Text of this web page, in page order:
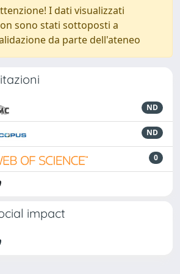
I dati visualizzati
sono stati sottoposti a
da parte dell'ateneo
ND
ND
0
impact